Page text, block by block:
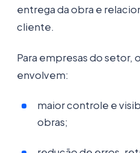
entrega da obra e
cliente.
Para empresas do setor,
envolvem:
maior controle e
obras;